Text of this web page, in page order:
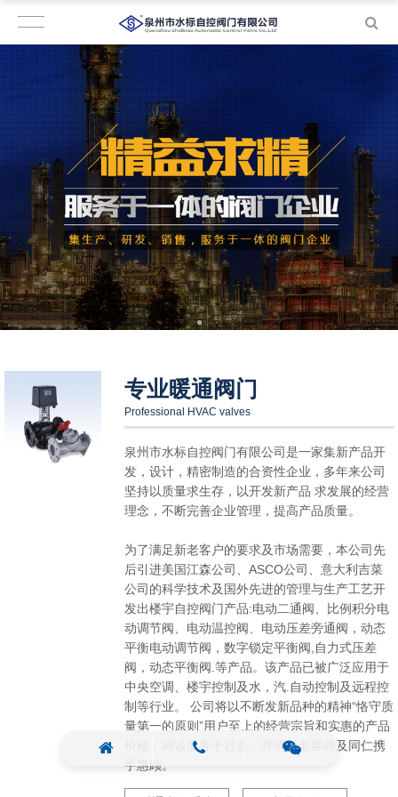
专业暖通阀门
Professional HVAC valves
泉州市水标自控阀门有限公司是一家集新产品开
发，设计，精密制造的合资性企业，多年来公司
坚持以质量求生存，以开发新产品 求发展的经营
理念，不断完善企业管理，提高产品质量。
为了满足新老客户的要求及市场需要，本公司先
后引进美国江森公司、ASCO公司、意大利吉菜
公司的科学技术及国外先进的管理与生产工艺开
发出楼宇自控阀门产品:电动二通阀、比例积分电
动调节阀、电动温控阀、电动压差旁通阀，动态
平衡电动调节阀，数字锁定平衡阀,自力式压差
阀，动态平衡阀.等产品。该产品已被广泛应用于
中央空调、楼宇控制及水，汽.自动控制及远程控
制等行业。 公司将以不断发新品种的精神“恪守质
量第一的原则”用户至上的经营宗旨和实惠的产品
价格，竭诚服务于社会，并请新老客商及同仁携
手惠顾。